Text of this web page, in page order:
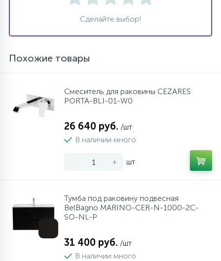
Сделайте выбор!
Похожие товары
Cмеситель для раковины CEZARES
PORTA-BLI-01-W0
26 640 руб. /шт
В наличии много
- + шт
Тумба под раковину подвесная
BelBagno MARINO-CER-N-1000-2C-
SO-NL-P
31 400 руб. /шт
В наличии много